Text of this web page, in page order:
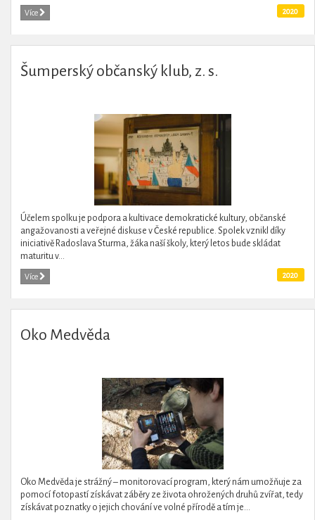
Více 2020
Šumperský občanský klub, z. s.
Účelem spolku je podpora a kultivace demokratické kultury, občanské
angažovanosti a veřejné diskuse v České republice. Spolek vznikl díky
iniciativě Radoslava Sturma, žáka naší školy, který letos bude skládat
maturitu v...
Více 2020
Oko Medvěda
Oko Medvěda je strážný – monitorovací program, který nám umožňuje za
pomocí fotopastí získávat záběry ze života ohrožených druhů zvířat, tedy
získávat poznatky o jejich chování ve volné přírodě a tím je...